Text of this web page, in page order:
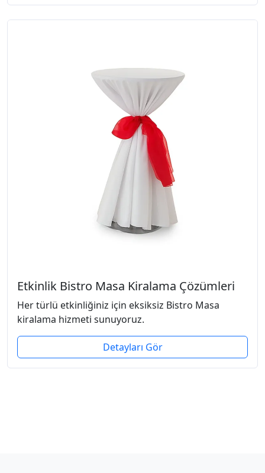
Etkinlik Bistro Masa Kiralama Çözümleri
Her türlü etkinliğiniz için eksiksiz Bistro Masa
kiralama hizmeti sunuyoruz.
Detayları Gör